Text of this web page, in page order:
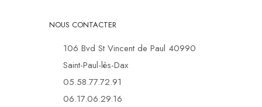
NOUS CONTACTER
106 Bvd St Vincent de Paul 40990
Saint-Paul-lès-Dax
05.58.77.72.91
06.17.06.29.16